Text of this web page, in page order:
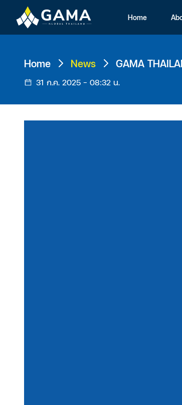
Home
Home News GAMA
31 ก.ค. 2025 - 08:32 น.